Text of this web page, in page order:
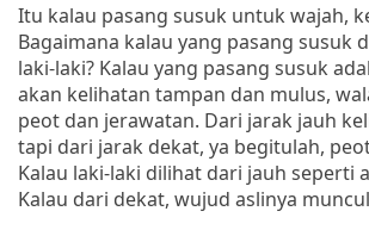
Itu kalau pasang susuk untuk wajah,
Bagaimana kalau yang pasang susuk
laki-laki? Kalau yang pasang susuk
akan kelihatan tampan dan mulus,
peot dan jerawatan. Dari jarak jauh
tapi dari jarak dekat, ya begitulah,
Kalau laki-laki dilihat dari jauh seperti
Kalau dari dekat, wujud aslinya